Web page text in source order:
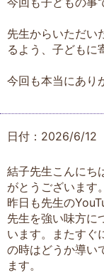
先生からいただい
るよう、子どもに
今回も本当にあり
日付：2026/6/12
結子先生こんにち
がとうございます
昨日も先生の
先生を強い味方に
います。またすぐ
の時はどうか導い
ます。